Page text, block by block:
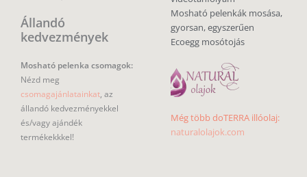
Állandó
kedvezmények
Mosható pelenka csomagok:
Nézd meg
csomagajánlatainkat, az
állandó kedvezményekkel
és/vagy ajándék
termékekkkel!
Mosható pelenkák mosása,
gyorsan, egyszerűen
Ecoegg mosótojás
Még több doTERRA illóolaj:
naturalolajok.com